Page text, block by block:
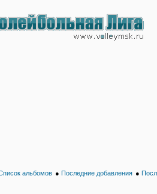
альбомов ● Последние добавления ●